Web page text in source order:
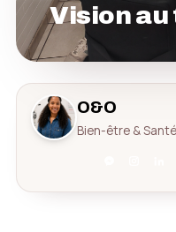
Vision
O&O
Bien-être &